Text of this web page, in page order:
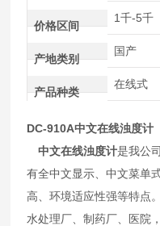
价格区间
1千-5千
产地类别
国产
产品种类
在线式
DC-910A中文在线浊度计
中文在线浊度计是我公
有全中文显示、中文菜单
高、环境适应性强等特点
水处理厂、制药厂、医院